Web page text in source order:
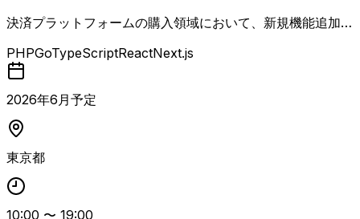
決済プラットフォームの購入領域において、新規機能追加お
I・バッチ開発を中心に、TypeScriptおよびReact（Next.j
s）を用いたフロント側の実装も行うフルスタック寄りのポ
ジションです。 RDBMSを利用したシステムの運用保守を
継続的に行いながら、AIを活用した機能開発にも携わって
いただきます。 フルリモート環境での開発となり、決済基
・40代まで ・年齢、記載年数相応の経験値を有する方
PHPGoTypeScriptReactNext.js
2026年6月予定
東京都
10:00 〜 19:00